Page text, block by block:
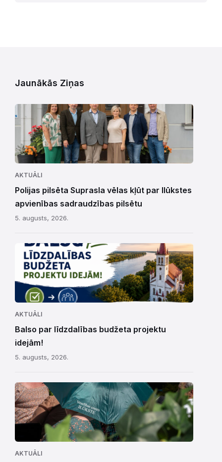
Jaunākās Ziņas
AKTUĀLI
Polijas pilsēta Suprasla vēlas kļūt par Ilūkstes
apvienības sadraudzības pilsētu
5. augusts, 2026.
AKTUĀLI
Balso par līdzdalības budžeta projektu
idejām!
5. augusts, 2026.
AKTUĀLI